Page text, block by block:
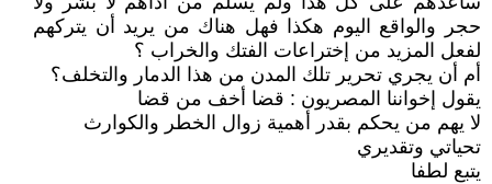
حجر والواقع اليوم هكذا فهل هناك من يريد أن يتركهم
لفعل المزيد من إختراعات الفتك والخراب ؟
أم أن يجري تحرير تلك المدن من هذا الدمار والتخلف؟
يقول إخواننا المصريون : قضا أخف من قضا
لا يهم من يحكم بقدر أهمية زوال الخطر والكوارث
تحياتي وتقديري
يتبع لطفا